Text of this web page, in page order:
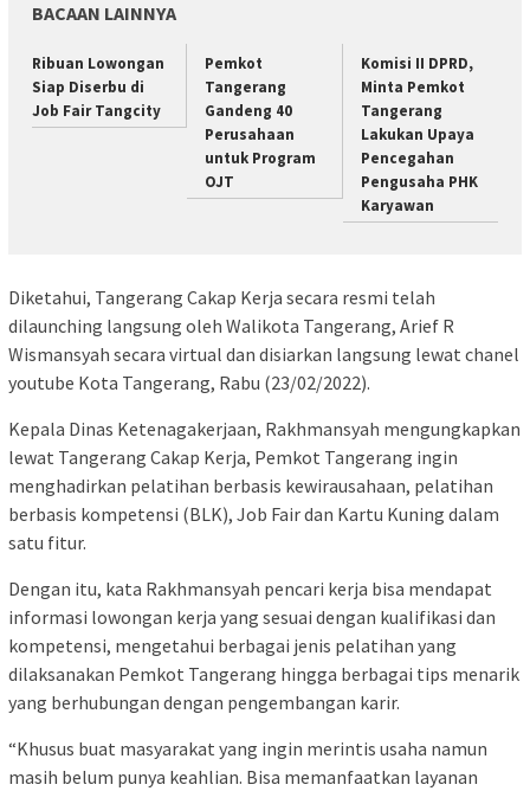
BACAAN LAINNYA
Ribuan Lowongan
Siap Diserbu di
Job Fair Tangcity
Pemkot
Tangerang
Gandeng 40
Perusahaan
untuk Program
OJT
Komisi II DPRD,
Minta Pemkot
Tangerang
Lakukan Upaya
Pencegahan
Pengusaha PHK
Karyawan
Diketahui, Tangerang Cakap Kerja secara resmi telah
dilaunching langsung oleh Walikota Tangerang, Arief R
Wismansyah secara virtual dan disiarkan langsung lewat chanel
youtube Kota Tangerang, Rabu (23/02/2022).
Kepala Dinas Ketenagakerjaan, Rakhmansyah mengungkapkan
lewat Tangerang Cakap Kerja, Pemkot Tangerang ingin
menghadirkan pelatihan berbasis kewirausahaan, pelatihan
berbasis kompetensi (BLK), Job Fair dan Kartu Kuning dalam
satu fitur.
Dengan itu, kata Rakhmansyah pencari kerja bisa mendapat
informasi lowongan kerja yang sesuai dengan kualifikasi dan
kompetensi, mengetahui berbagai jenis pelatihan yang
dilaksanakan Pemkot Tangerang hingga berbagai tips menarik
yang berhubungan dengan pengembangan karir.
“Khusus buat masyarakat yang ingin merintis usaha namun
masih belum punya keahlian. Bisa memanfaatkan layanan